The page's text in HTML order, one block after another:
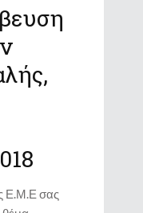
Ε.Μ.Ε σας